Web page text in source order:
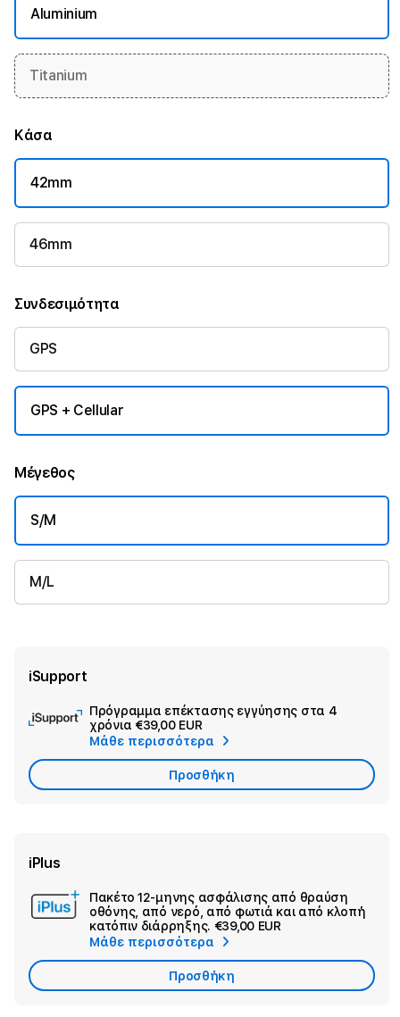
Aluminium
Titanium
Κάσα
42mm
46mm
Συνδεσιμότητα
GPS
GPS + Cellular
Μέγεθος
S/M
M/L
iSupport
Πρόγραμμα επέκτασης εγγύησης στα 4
χρόνια €39,00 EUR
Μάθε περισσότερα
Προσθήκη
iPlus
Πακέτο 12-μηνης ασφάλισης από θραύση
οθόνης, από νερό, από φωτιά και από κλοπή
κατόπιν διάρρηξης. €39,00 EUR
Μάθε περισσότερα
Προσθήκη